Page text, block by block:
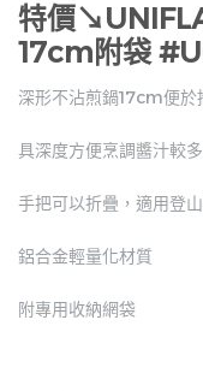
特價
17cm附袋
深形不沾煎鍋17cm便於
具深度方便烹調醬汁較
手把可以折疊，適用登
鋁合金輕量化材質
附專用收納網袋